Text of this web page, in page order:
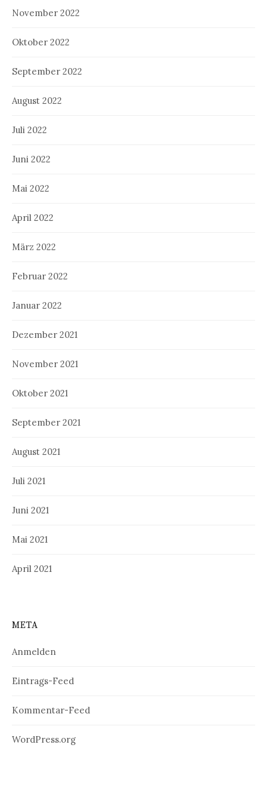
November 2022
Oktober 2022
September 2022
August 2022
Juli 2022
Juni 2022
Mai 2022
April 2022
März 2022
Februar 2022
Januar 2022
Dezember 2021
November 2021
Oktober 2021
September 2021
August 2021
Juli 2021
Juni 2021
Mai 2021
April 2021
META
Anmelden
Eintrags-Feed
Kommentar-Feed
WordPress.org